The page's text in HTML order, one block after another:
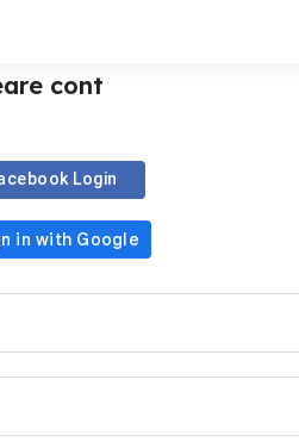
cont
Login